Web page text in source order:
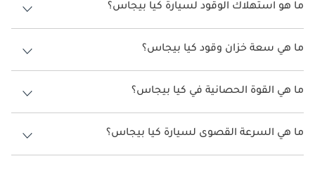
ما هو استهلاك الوقود لسيارة كيا بيجاس؟
يتراوح استهلاك الوقود لسيارة كيا بيجاس بين 17 كم/ليتر.
ما هي سعة خزان وقود كيا بيجاس؟
سعة خزان وقود كيا بيجاس 43 ليتر.
ما هي القوة الحصانية في كيا بيجاس؟
تنتج كيا بيجاس قوة 95 حصان.
ما هي السرعة القصوى لسيارة كيا بيجاس؟
السرعة القصوى لسيارة كيا بيجاس هي 170 كم/الساعة.